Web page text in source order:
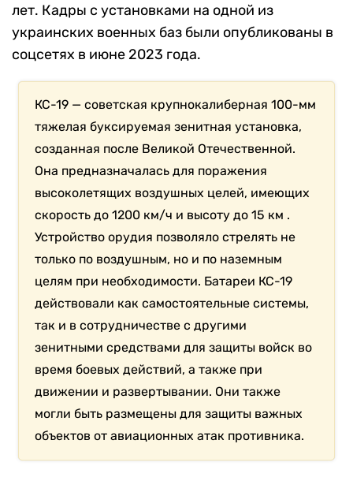
лет. Кадры с установками на одной из
украинских военных баз были опубликованы в
соцсетях в июне 2023 года.
КС-19 — советская крупнокалиберная 100-мм
тяжелая буксируемая зенитная установка,
созданная после Великой Отечественной.
Она предназначалась для поражения
высоколетящих воздушных целей, имеющих
скорость до 1200 км/ч и высоту до 15 км .
Устройство орудия позволяло стрелять не
только по воздушным, но и по наземным
целям при необходимости. Батареи КС-19
действовали как самостоятельные системы,
так и в сотрудничестве с другими
зенитными средствами для защиты войск во
время боевых действий, а также при
движении и развертывании. Они также
могли быть размещены для защиты важных
объектов от авиационных атак противника.